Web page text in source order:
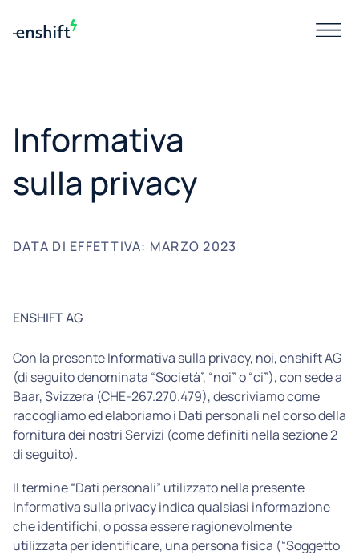
Informativa
sulla privacy
DATA DI EFFETTIVA: MARZO 2023
ENSHIFT AG
Con la presente Informativa sulla privacy, noi, enshift AG
(di seguito denominata “Società”, “noi” o “ci”), con sede a
Baar, Svizzera (CHE-267.270.479), descriviamo come
raccogliamo ed elaboriamo i Dati personali nel corso della
fornitura dei nostri Servizi (come definiti nella sezione 2
di seguito).
Il termine “Dati personali” utilizzato nella presente
Informativa sulla privacy indica qualsiasi informazione
che identifichi, o possa essere ragionevolmente
utilizzata per identificare, una persona fisica (“Soggetto